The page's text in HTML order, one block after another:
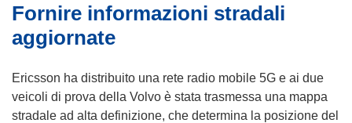
Fornire informazioni stradali
aggiornate
Ericsson ha distribuito una rete radio mobile 5G e ai due
veicoli di prova della Volvo è stata trasmessa una mappa
stradale ad alta definizione, che determina la posizione del